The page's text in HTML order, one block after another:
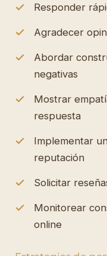
Responder
Agradecer
Abordar
negativas
Mostrar
respuesta
Implementar
reputación
Solicitar
Monitorear
online